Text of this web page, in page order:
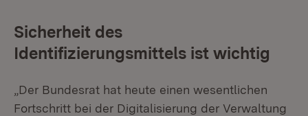
Sicherheit des
Identifizierungsmittels ist wichtig
„Der Bundesrat hat heute einen wesentlichen
Fortschritt bei der Digitalisierung der Verwaltung